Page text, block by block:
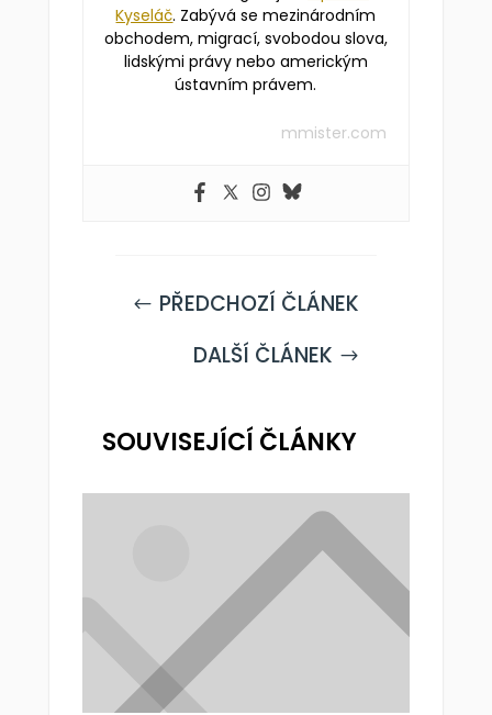
Kyseláč. Zabývá se mezinárodním
obchodem, migrací, svobodou slova,
lidskými právy nebo americkým
ústavním právem.
mmister.com
# PŘEDCHOZÍ ČLÁNEK
DALŠÍ ČLÁNEK $
SOUVISEJÍCÍ ČLÁNKY